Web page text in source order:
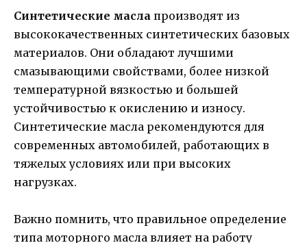
Синтетические масла производят из
высококачественных синтетических базовых
материалов. Они обладают лучшими
смазывающими свойствами, более низкой
температурной вязкостью и большей
устойчивостью к окислению и износу.
Синтетические масла рекомендуются для
современных автомобилей, работающих в
тяжелых условиях или при высоких
нагрузках.
Важно помнить, что правильное определение
типа моторного масла влияет на работу